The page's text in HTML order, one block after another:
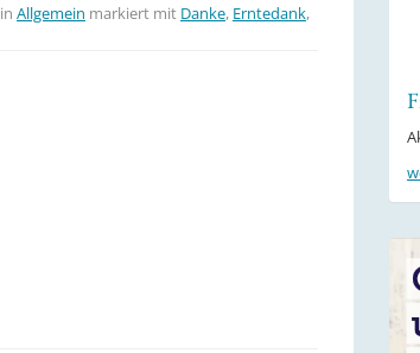
in Allgemein markiert mit Danke, Erntedank,